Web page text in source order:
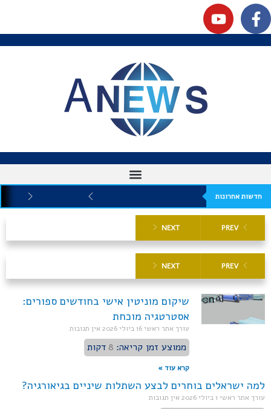
חדשות אחרונות
PREV
NEXT
PREV
NEXT
שיקום מוניטין אישי בחודשים ספורים:
אסטרטגיה מוכחת
עורך אתר ראשי16 ביולי 2026 אין תגובות
ממוצע זמן קריאה: 8 דקות
קרא עוד »
למה ישראלים בוחרים לבצע השתלות שיניים בגיאורגיה?
עורך אתר ראשי 1 ביולי 2026 אין תגובות